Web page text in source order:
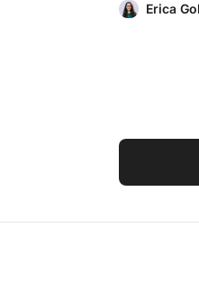
Erica